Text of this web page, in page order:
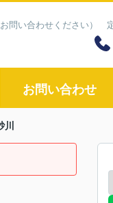
問い合わせください）
お問い合わせ